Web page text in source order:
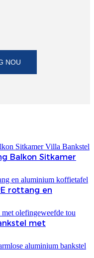
NOU
Balkon Sitkamer
rottang en
met